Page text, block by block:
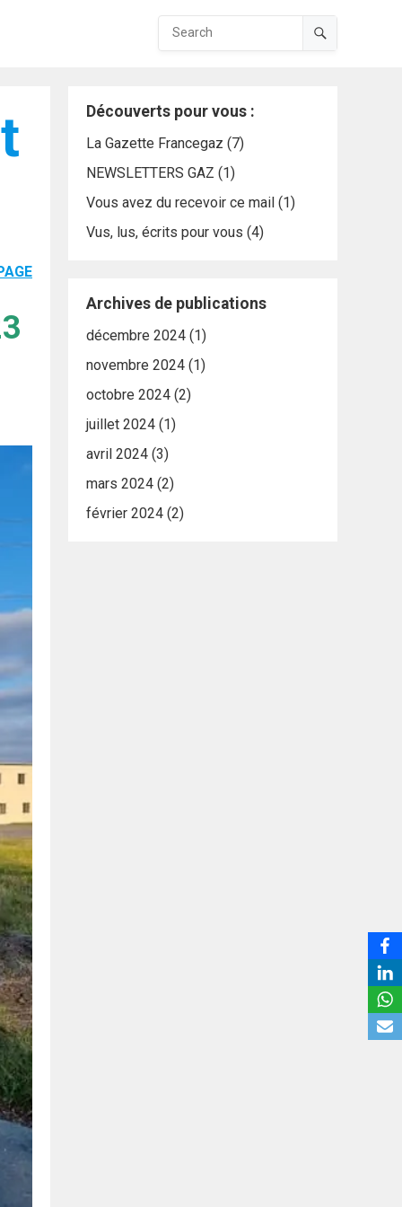
Découverts pour vous :
La Gazette Francegaz (7)
NEWSLETTERS GAZ (1)
Vous avez du recevoir ce mail (1)
Vus, lus, écrits pour vous (4)
Archives de publications
décembre 2024 (1)
novembre 2024 (1)
octobre 2024 (2)
juillet 2024 (1)
avril 2024 (3)
mars 2024 (2)
février 2024 (2)